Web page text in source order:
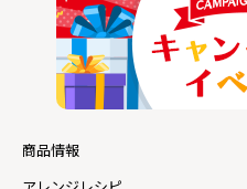
商品情報